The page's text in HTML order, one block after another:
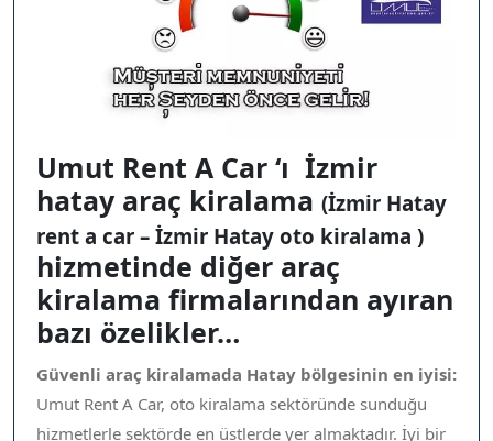
Umut Rent A Car ‘ı İzmir
hatay araç kiralama (İzmir Hatay
rent a car – İzmir Hatay oto kiralama )
hizmetinde diğer araç
kiralama firmalarından ayıran
bazı özelikler…
Güvenli araç kiralamada Hatay bölgesinin en iyisi:
Umut Rent A Car, oto kiralama sektöründe sunduğu
hizmetlerle sektörde en üstlerde yer almaktadır. İyi bir